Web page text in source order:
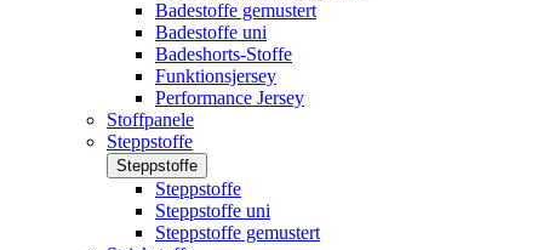
Badestoffe gemustert
Badestoffe uni
Badeshorts-Stoffe
Funktionsjersey
Performance Jersey
Stoffpanele
Steppstoffe
Steppstoffe
Steppstoffe
Steppstoffe uni
Steppstoffe gemustert